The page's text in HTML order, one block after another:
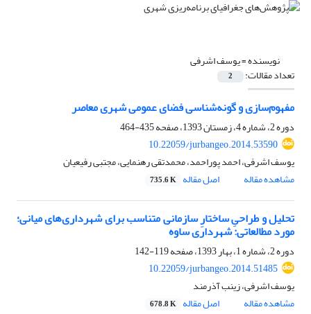
نویسنده =یوسف اشرفی
تعداد مقالات: 2
مفهوم‌سازی و گونه‌شناسی فضای عمومی شهری معاصر
دوره 2، شماره 4، زمستان 1393، صفحه
435-464
10.22059/jurbangeo.2014.53590
یوسف اشرفی، احمد پوراحمد، محمدتقی رهنمایی، مجتبی رفیعیان
مشاهده مقاله
اصل مقاله 735.6 K
تحلیل و طراحیِ ساختارِ سازمانی متناسب برای شهرداری‌های میانی؛
مورد مطالعاتی: شهرداری ساوه
دوره 2، شماره 1، بهار 1393، صفحه
119-142
10.22059/jurbangeo.2014.51485
یوسف اشرفی، زینب آذرمند
مشاهده مقاله
اصل مقاله 678.8 K